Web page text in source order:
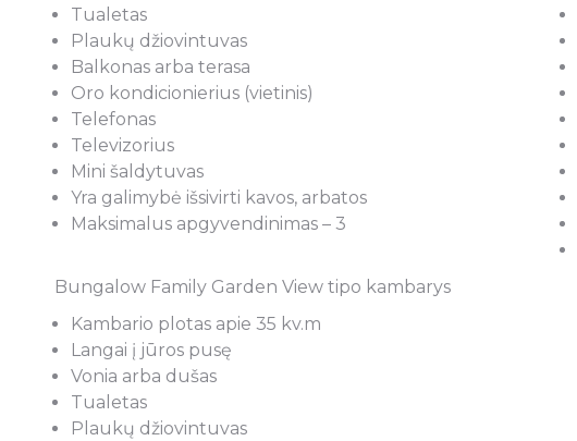
Tualetas
Plaukų džiovintuvas
Balkonas arba terasa
Oro kondicionierius (vietinis)
Telefonas
Televizorius
Mini šaldytuvas
Yra galimybė išsivirti kavos, arbatos
Maksimalus apgyvendinimas – 3
Bungalow Family Garden View tipo kambarys
Kambario plotas apie 35 kv.m
Langai į jūros pusę
Vonia arba dušas
Tualetas
Plaukų džiovintuvas